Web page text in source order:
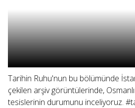
Tarihin Ruhu'nun bu bölümünde
çekilen arşiv görüntülerinde, Osmanlı
tesislerinin durumunu inceliyoruz.